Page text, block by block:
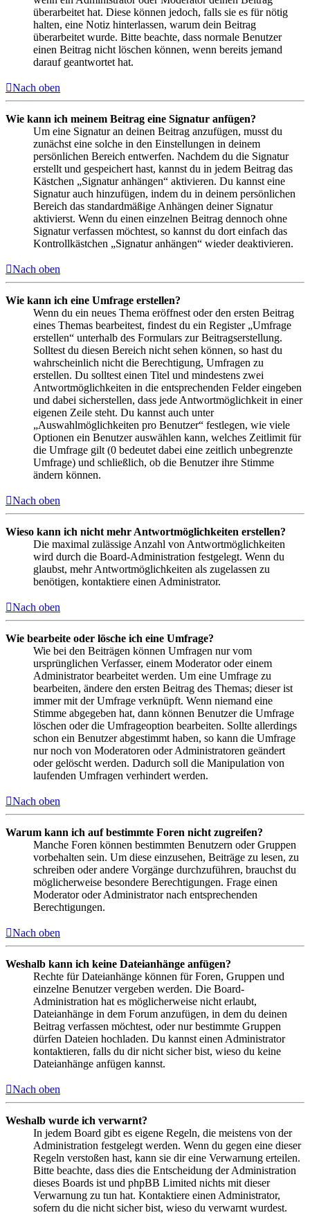
überarbeitet hat. Diese können jedoch, falls sie es für nötig
halten, eine Notiz hinterlassen, warum dein Beitrag
überarbeitet wurde. Bitte beachte, dass normale Benutzer
einen Beitrag nicht löschen können, wenn bereits jemand
darauf geantwortet hat.
Nach oben
Wie kann ich meinem Beitrag eine Signatur anfügen?
Um eine Signatur an deinen Beitrag anzufügen, musst du
zunächst eine solche in den Einstellungen in deinem
persönlichen Bereich entwerfen. Nachdem du die Signatur
erstellt und gespeichert hast, kannst du in jedem Beitrag das
Kästchen „Signatur anhängen“ aktivieren. Du kannst eine
Signatur auch hinzufügen, indem du in deinem persönlichen
Bereich das standardmäßige Anhängen deiner Signatur
aktivierst. Wenn du einen einzelnen Beitrag dennoch ohne
Signatur verfassen möchtest, so kannst du dort einfach das
Kontrollkästchen „Signatur anhängen“ wieder deaktivieren.
Nach oben
Wie kann ich eine Umfrage erstellen?
Wenn du ein neues Thema eröffnest oder den ersten Beitrag
eines Themas bearbeitest, findest du ein Register „Umfrage
erstellen“ unterhalb des Formulars zur Beitragserstellung.
Solltest du diesen Bereich nicht sehen können, so hast du
wahrscheinlich nicht die Berechtigung, Umfragen zu
erstellen. Du solltest einen Titel und mindestens zwei
Antwortmöglichkeiten in die entsprechenden Felder eingeben
und dabei sicherstellen, dass jede Antwortmöglichkeit in einer
eigenen Zeile steht. Du kannst auch unter
„Auswahlmöglichkeiten pro Benutzer“ festlegen, wie viele
Optionen ein Benutzer auswählen kann, welches Zeitlimit für
die Umfrage gilt (0 bedeutet dabei eine zeitlich unbegrenzte
Umfrage) und schließlich, ob die Benutzer ihre Stimme
ändern können.
Nach oben
Wieso kann ich nicht mehr Antwortmöglichkeiten erstellen?
Die maximal zulässige Anzahl von Antwortmöglichkeiten
wird durch die Board-Administration festgelegt. Wenn du
glaubst, mehr Antwortmöglichkeiten als zugelassen zu
benötigen, kontaktiere einen Administrator.
Nach oben
Wie bearbeite oder lösche ich eine Umfrage?
Wie bei den Beiträgen können Umfragen nur vom
ursprünglichen Verfasser, einem Moderator oder einem
Administrator bearbeitet werden. Um eine Umfrage zu
bearbeiten, ändere den ersten Beitrag des Themas; dieser ist
immer mit der Umfrage verknüpft. Wenn niemand eine
Stimme abgegeben hat, dann können Benutzer die Umfrage
löschen oder die Umfrageoption bearbeiten. Sollte allerdings
schon ein Benutzer abgestimmt haben, so kann die Umfrage
nur noch von Moderatoren oder Administratoren geändert
oder gelöscht werden. Dadurch soll die Manipulation von
laufenden Umfragen verhindert werden.
Nach oben
Warum kann ich auf bestimmte Foren nicht zugreifen?
Manche Foren können bestimmten Benutzern oder Gruppen
vorbehalten sein. Um diese einzusehen, Beiträge zu lesen, zu
schreiben oder andere Vorgänge durchzuführen, brauchst du
möglicherweise besondere Berechtigungen. Frage einen
Moderator oder Administrator nach entsprechenden
Berechtigungen.
Nach oben
Weshalb kann ich keine Dateianhänge anfügen?
Rechte für Dateianhänge können für Foren, Gruppen und
einzelne Benutzer vergeben werden. Die Board-
Administration hat es möglicherweise nicht erlaubt,
Dateianhänge in dem Forum anzufügen, in dem du deinen
Beitrag verfassen möchtest, oder nur bestimmte Gruppen
dürfen Dateien hochladen. Du kannst einen Administrator
kontaktieren, falls du dir nicht sicher bist, wieso du keine
Dateianhänge anfügen kannst.
Nach oben
Weshalb wurde ich verwarnt?
In jedem Board gibt es eigene Regeln, die meistens von der
Administration festgelegt werden. Wenn du gegen eine dieser
Regeln verstoßen hast, kann sie dir eine Verwarnung erteilen.
Bitte beachte, dass dies die Entscheidung der Administration
dieses Boards ist und phpBB Limited nichts mit dieser
Verwarnung zu tun hat. Kontaktiere einen Administrator,
sofern du die nicht sicher bist, wieso du verwarnt wurdest.